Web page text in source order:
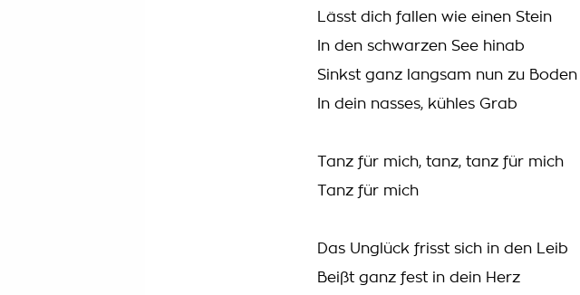
Lässt dich fallen wie einen Stein
In den schwarzen See hinab
Sinkst ganz langsam nun zu Boden
In dein nasses, kühles Grab
Tanz für mich, tanz, tanz für mich
Tanz für mich
Das Unglück frisst sich in den Leib
Beißt ganz fest in dein Herz